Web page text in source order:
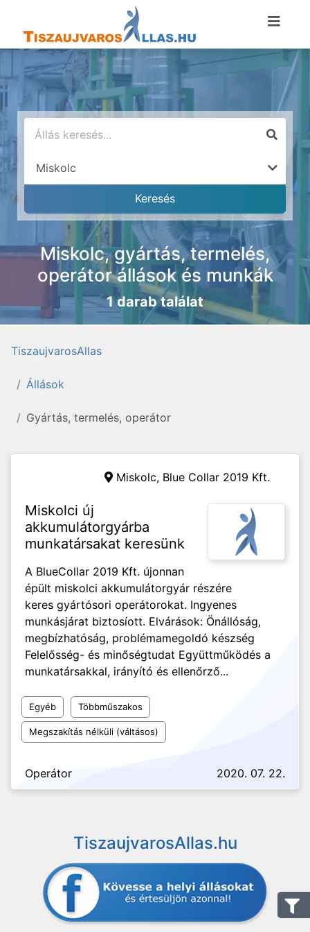
Miskolc, gyártás, termelés,
operátor állások és munkák
1 darab találat
TiszaujvarosAllas
Állások
Gyártás, termelés, operátor
Miskolc, Blue Collar 2019 Kft.
Miskolci új
akkumulátorgyárba
munkatársakat keresünk
A BlueCollar 2019 Kft. újonnan
épült miskolci akkumulátorgyár részére
keres gyártósori operátorokat. Ingyenes
munkásjárat biztosíott. Elvárások: Önállóság,
megbízhatóság, problémamegoldó készség
Felelősség- és minőségtudat Együttműködés a
munkatársakkal, irányító és ellenőrző...
Egyéb Többműszakos
Megszakítás nélküli (váltásos)
Operátor 2020. 07. 22.
TiszaujvarosAllas.hu